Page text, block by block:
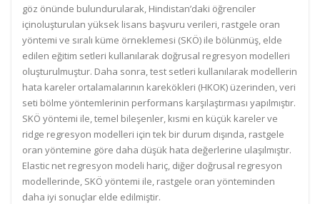
göz önünde bulundurularak, Hindistan’daki öğrenciler
içinoluşturulan yüksek lisans başvuru verileri, rastgele oran
yöntemi ve sıralı küme örneklemesi (SKÖ) ile bölünmüş, elde
edilen eğitim setleri kullanılarak doğrusal regresyon modelleri
oluşturulmuştur. Daha sonra, test setleri kullanılarak modellerin
hata kareler ortalamalarının karekökleri (HKOK) üzerinden, veri
seti bölme yöntemlerinin performans karşılaştırması yapılmıştır.
SKÖ yöntemi ile, temel bileşenler, kısmi en küçük kareler ve
ridge regresyon modelleri için tek bir durum dışında, rastgele
oran yöntemine göre daha düşük hata değerlerine ulaşılmıştır.
Elastic net regresyon modeli hariç, diğer doğrusal regresyon
modellerinde, SKÖ yöntemi ile, rastgele oran yönteminden
daha iyi sonuçlar elde edilmiştir.